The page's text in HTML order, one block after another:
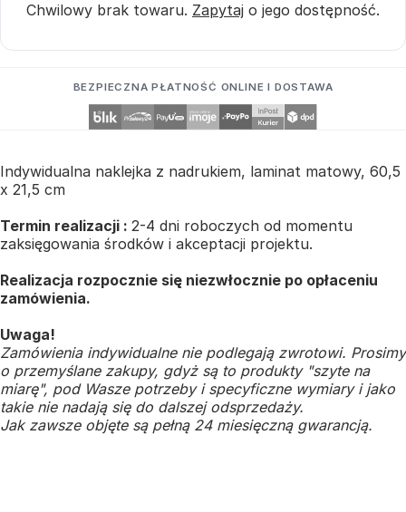
Chwilowy brak towaru. Zapytaj o jego dostępność.
BEZPIECZNA PŁATNOŚĆ ONLINE I DOSTAWA
Indywidualna naklejka z nadrukiem, laminat matowy, 60,5
x 21,5 cm
Termin realizacji : 2-4 dni roboczych od momentu
zaksięgowania środków i akceptacji projektu.
Realizacja rozpocznie się niezwłocznie po opłaceniu
zamówienia.
Uwaga!
Zamówienia indywidualne nie podlegają zwrotowi. Prosimy
o przemyślane zakupy, gdyż są to produkty "szyte na
miarę", pod Wasze potrzeby i specyficzne wymiary i jako
takie nie nadają się do dalszej odsprzedaży.
Jak zawsze objęte są pełną 24 miesięczną gwarancją.